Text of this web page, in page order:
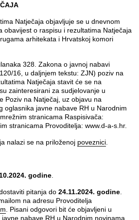
Natječaja objavljuje se u dnevnom
obavijest o raspisu i rezultatima Natječaja
arhitekata i Hrvatskoj komori
328. Zakona o javnoj nabavi
16, u daljnjem tekstu: ZJN) poziv na
Natječaja stavit će se na
zainteresirani za sudjelovanje u
Poziv na Natječaj, uz objavu na
oglasnika javne nabave RH u Narodnim
stranicama Raspisivača:
stranicama Provoditelja: www.d-a-s.hr.
nalazi se na priloženoj poveznici.
godine.
pitanja do 24.11.2024. godine.
na adresu Provoditelja
. Pisani odgovori bit će objavljeni u
nabave RH u Narodnim novinama